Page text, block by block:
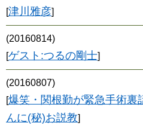
[津川雅彦]
(20160814)
[ゲスト:つるの剛士]
(20160807)
[爆笑・関根勤が緊急手術裏
んに(秘)お説教]